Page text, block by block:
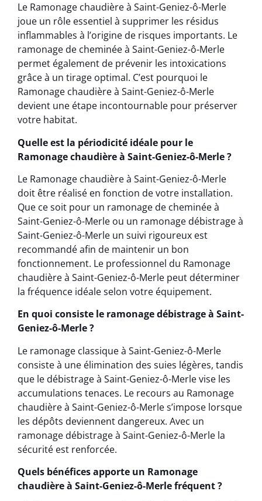
Le Ramonage chaudière à Saint-Geniez-ô-Merle
joue un rôle essentiel à supprimer les résidus
inflammables à l’origine de risques importants. Le
ramonage de cheminée à Saint-Geniez-ô-Merle
permet également de prévenir les intoxications
grâce à un tirage optimal. C’est pourquoi le
Ramonage chaudière à Saint-Geniez-ô-Merle
devient une étape incontournable pour préserver
votre habitat.
Quelle est la périodicité idéale pour le
Ramonage chaudière à Saint-Geniez-ô-Merle ?
Le Ramonage chaudière à Saint-Geniez-ô-Merle
doit être réalisé en fonction de votre installation.
Que ce soit pour un ramonage de cheminée à
Saint-Geniez-ô-Merle ou un ramonage débistrage à
Saint-Geniez-ô-Merle un suivi rigoureux est
recommandé afin de maintenir un bon
fonctionnement. Le professionnel du Ramonage
chaudière à Saint-Geniez-ô-Merle peut déterminer
la fréquence idéale selon votre équipement.
En quoi consiste le ramonage débistrage à Saint-
Geniez-ô-Merle ?
Le ramonage classique à Saint-Geniez-ô-Merle
consiste à une élimination des suies légères, tandis
que le débistrage à Saint-Geniez-ô-Merle vise les
accumulations tenaces. Le recours au Ramonage
chaudière à Saint-Geniez-ô-Merle s’impose lorsque
les dépôts deviennent dangereux. Avec un
ramonage débistrage à Saint-Geniez-ô-Merle la
sécurité est renforcée.
Quels bénéfices apporte un Ramonage
chaudière à Saint-Geniez-ô-Merle fréquent ?